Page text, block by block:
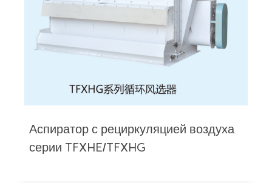
Аспиратор с рециркуляцией воздуха
серии TFXHE/TFXHG